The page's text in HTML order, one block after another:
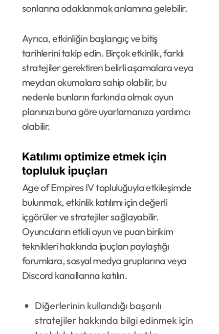
sonlarına odaklanmak anlamına gelebilir.
Ayrıca, etkinliğin başlangıç ve bitiş
tarihlerini takip edin. Birçok etkinlik, farklı
stratejiler gerektiren belirli aşamalara veya
meydan okumalara sahip olabilir, bu
nedenle bunların farkında olmak oyun
planınızı buna göre uyarlamanıza yardımcı
olabilir.
Katılımı optimize etmek için
topluluk ipuçları
Age of Empires IV topluluğuyla etkileşimde
bulunmak, etkinlik katılımı için değerli
içgörüler ve stratejiler sağlayabilir.
Oyuncuların etkili oyun ve puan birikim
teknikleri hakkında ipuçları paylaştığı
forumlara, sosyal medya gruplarına veya
Discord kanallarına katılın.
Diğerlerinin kullandığı başarılı
stratejiler hakkında bilgi edinmek için